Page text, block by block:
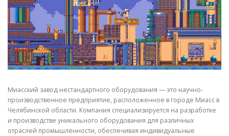
Миасский завод нестандартного оборудования — это научно-
производственное предприятие, расположенное в городе Миасс в
Челябинской области. Компания специализируется на разработке
и производстве уникального оборудования для различных
отраслей промышленности, обеспечивая индивидуальные